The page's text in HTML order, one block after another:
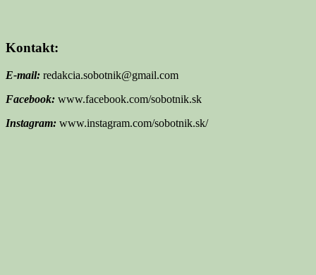
Kontakt:
E-mail: redakcia.sobotnik@gmail.com
Facebook: www.facebook.com/sobotnik.sk
Instagram: www.instagram.com/sobotnik.sk/